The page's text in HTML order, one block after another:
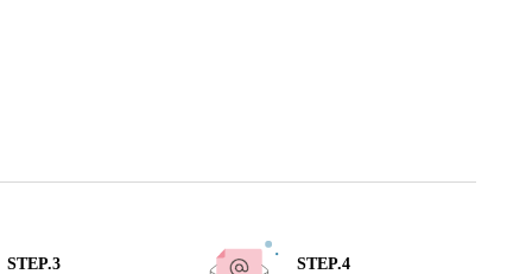
STEP.3 STEP.4